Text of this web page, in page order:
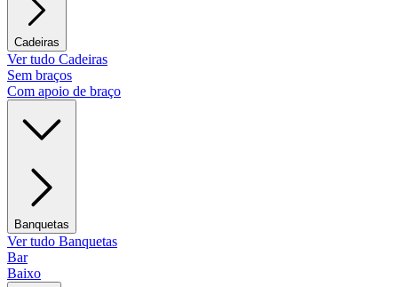
Cadeiras
Ver tudo Cadeiras
Sem braços
Com apoio de braço
Banquetas
Ver tudo Banquetas
Bar
Baixo